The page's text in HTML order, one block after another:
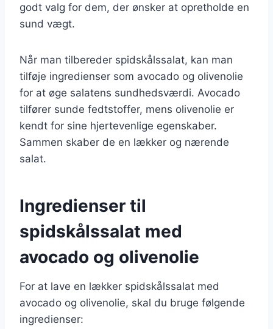
godt valg for dem, der ønsker at opretholde en
sund vægt.
Når man tilbereder spidskålssalat, kan man
tilføje ingredienser som avocado og olivenolie
for at øge salatens sundhedsværdi. Avocado
tilfører sunde fedtstoffer, mens olivenolie er
kendt for sine hjertevenlige egenskaber.
Sammen skaber de en lækker og nærende
salat.
Ingredienser til
spidskålssalat med
avocado og olivenolie
For at lave en lækker spidskålssalat med
avocado og olivenolie, skal du bruge følgende
ingredienser: